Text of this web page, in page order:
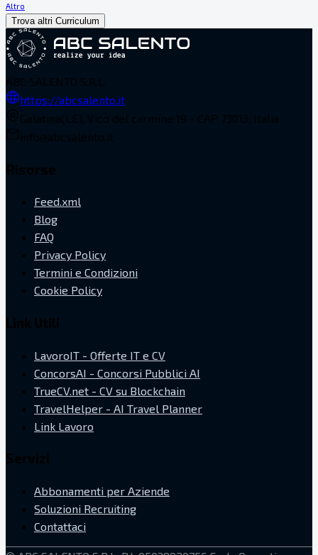
Altro
Trova altri Curriculum
https://abcsalento.it
Feed.xml
Blog
FAQ
Privacy Policy
Termini e Condizioni
Cookie Policy
LavoroIT - Offerte IT e CV
ConcorsAI - Concorsi Pubblici AI
TrueCV.net - CV su Blockchain
TravelHelper - AI Travel Planner
Link Lavoro
Abbonamenti per Aziende
Soluzioni Recruiting
Contattaci